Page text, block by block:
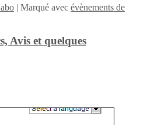
| Marqué avec évènements de
Avis et quelques